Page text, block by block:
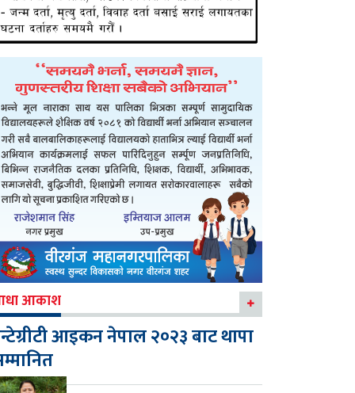
आकाश
आइकन नेपाल २०२३ बाट थापा